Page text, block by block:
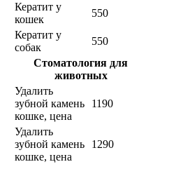
Кератит у
кошек
550
Кератит у
собак
550
Стоматология для
животных
Удалить
зубной камень
кошке, цена
1190
Удалить
зубной камень
кошке, цена
1290